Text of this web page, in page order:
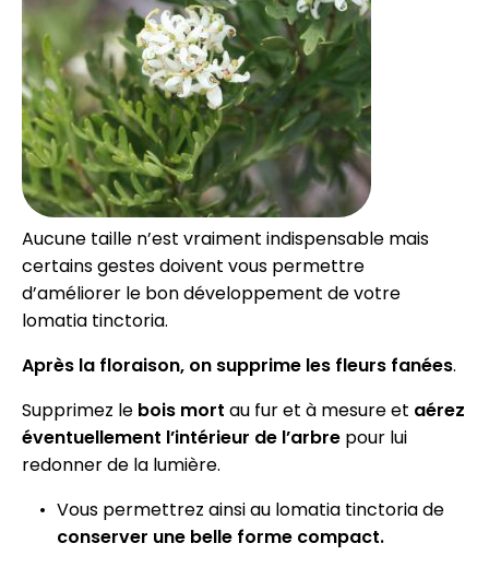
Aucune taille n’est vraiment indispensable mais
certains gestes doivent vous permettre
d’améliorer le bon développement de votre
lomatia tinctoria.
Après la floraison, on supprime les fleurs fanées.
Supprimez le bois mort au fur et à mesure et aérez
éventuellement l’intérieur de l’arbre pour lui
redonner de la lumière.
Vous permettrez ainsi au lomatia tinctoria de
conserver une belle forme compact.